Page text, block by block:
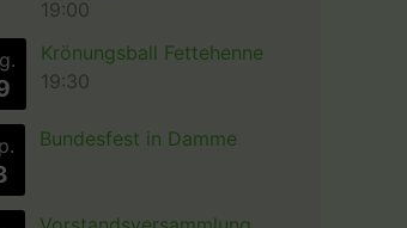
19:00
Krönungsball Fettehenne
19:30
Bundesfest in Damme